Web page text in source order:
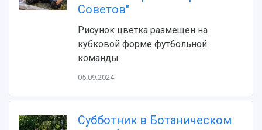
Об университете
Ключевые факты
Руководство
Попечительский совет
Ученый совет
Новости
Объявления
Пресс-центр
Образование
Абитуриенту
Бакалавриат и специалитет
Магистратура
Аспирантура
Дополнительное образование
Научно-исследовательская деятельность
Научные школы и ведущие научные коллективы
Диссертационные советы
Подготовка научных кадров
Конкурс на замещение должностей научных
Советов"
Рисунок цветка размещен на
кубковой форме футбольной
команды
05.09.2024
Субботник в Ботаническом